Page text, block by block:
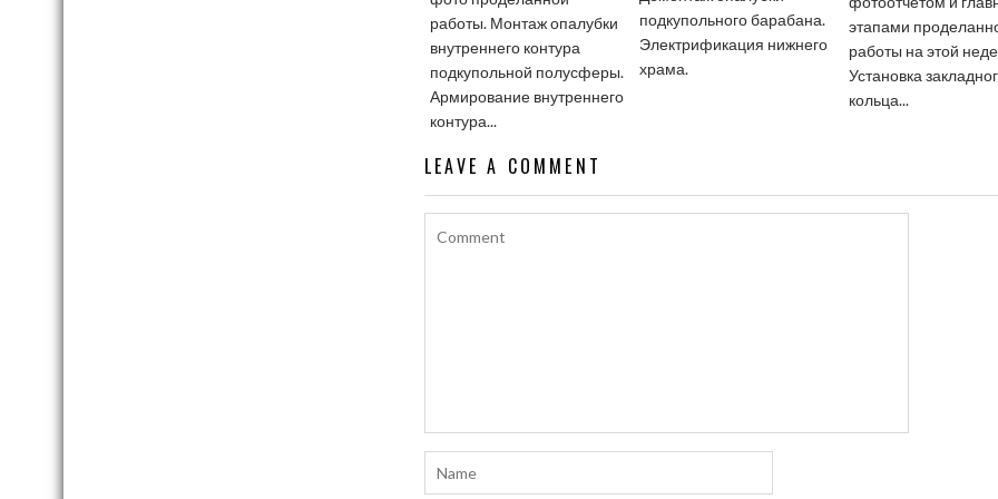
работы. Монтаж опалубки
внутреннего контура
подкупольной полусферы.
Армирование внутреннего
контура...
подкупольного барабана.
Электрификация нижнего
храма.
этапами
работы на этой
Установка
кольца...
LEAVE A COMMENT